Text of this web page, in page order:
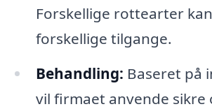
Forskellige rottearter
forskellige tilgange.
Behandling: Baseret på
vil firmaet anvende sikre